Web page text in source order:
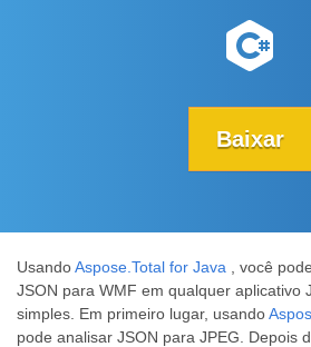
Baixar
UsandoAspose.Total for Java , você
JSON para WMF em qualquer aplicativo
simples. Em primeiro lugar, usando
pode analisar JSON para JPEG. Depois